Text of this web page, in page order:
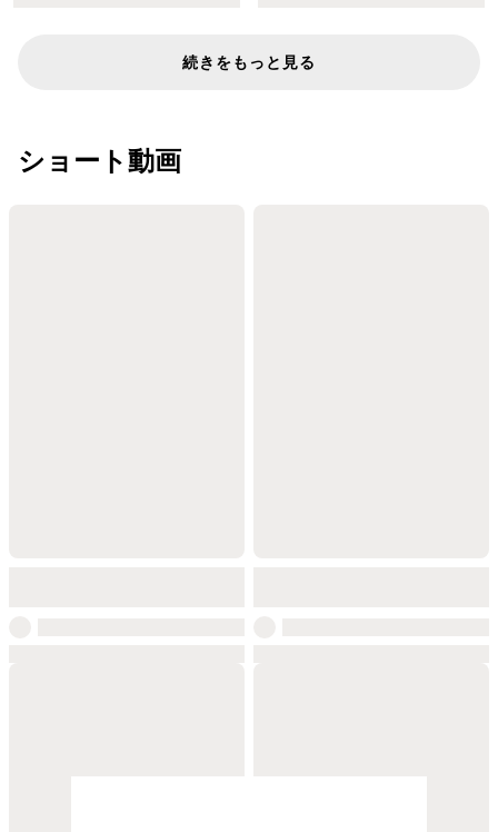
続きをもっと見る
ショート動画